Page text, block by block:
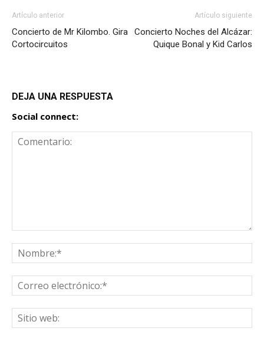
Artículo anterior
Concierto de Mr Kilombo. Gira
Cortocircuitos
Artículo siguiente
Concierto Noches del Alcázar:
Quique Bonal y Kid Carlos
DEJA UNA RESPUESTA
Social connect: